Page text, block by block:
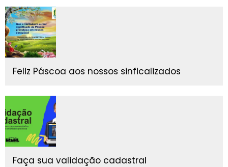
Feliz Páscoa aos nossos sinficalizados
Faça sua validação cadastral